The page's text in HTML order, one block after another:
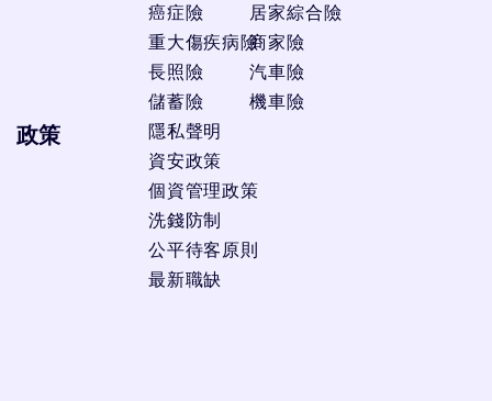
癌症險
重大傷疾病險
長照險
儲蓄險
居家綜合險
商家險
汽車險
機車險
政策
隱私聲明
資安政策
個資管理政策
洗錢防制
公平待客原則
最新職缺